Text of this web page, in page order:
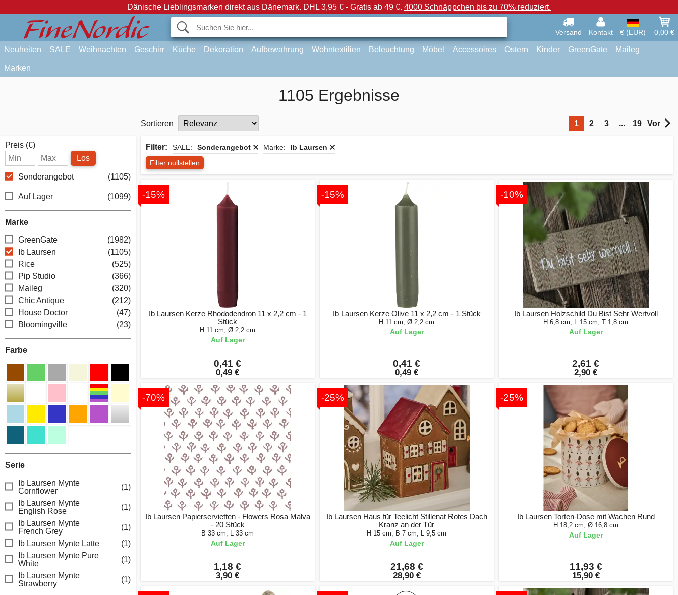
Dänische Lieblingsmarken direkt aus Dänemark. DHL 3,95 € - Gratis ab 49 €. 4000 Schnäppchen bis zu 70% reduziert.
Versand Kontakt € (EUR) 0,00 €
Neuheiten SALE Weihnachten Geschirr Küche Dekoration Aufbewahrung Wohntextilien Beleuchtung Möbel Accessoires Ostern Kinder GreenGate Maileg
Marken
1105 Ergebnisse
Sortieren 1 2 3 ... 19 Vor
Preis (€)
Los
Sonderangebot (1105)
Auf Lager (1099)
Marke
GreenGate
(1982)
Ib Laursen
(1105)
Rice
(525)
Pip Studio
(366)
Maileg
(320)
Chic Antique
(212)
House Doctor
(47)
Bloomingville
(23)
Farbe
Serie
Ib Laursen Mynte
Cornflower
(1)
Ib Laursen Mynte
English Rose
(1)
Ib Laursen Mynte
French Grey
(1)
Ib Laursen Mynte Latte
(1)
Ib Laursen Mynte Pure
White
(1)
Ib Laursen Mynte
Strawberry
(1)
Filter: SALE: Sonderangebot Marke:
Ib Laursen
Filter nullstellen
-15%
Ib Laursen Kerze Rhododendron 11 x 2,2 cm - 1
Stück
H 11 cm, Ø 2,2 cm
Auf Lager
0,41 €
0,49 €
-15%
Ib Laursen Kerze Olive 11 x 2,2 cm - 1 Stück
H 11 cm, Ø 2,2 cm
Auf Lager
0,41 €
0,49 €
-10%
Ib Laursen Holzschild Du Bist Sehr Wertvoll
H 6,8 cm, L 15 cm, T 1,8 cm
Auf Lager
2,61 €
2,90 €
-70%
Ib Laursen Papierservietten - Flowers Rosa Malva
- 20 Stück
B 33 cm, L 33 cm
Auf Lager
1,18 €
3,90 €
-25%
Ib Laursen Haus für Teelicht Stillenat Rotes Dach
Kranz an der Tür
H 15 cm, B 7 cm, L 9,5 cm
Auf Lager
21,68 €
28,90 €
-25%
Ib Laursen Torten-Dose mit Wachen Rund
H 18,2 cm, Ø 16,8 cm
Auf Lager
11,93 €
15,90 €